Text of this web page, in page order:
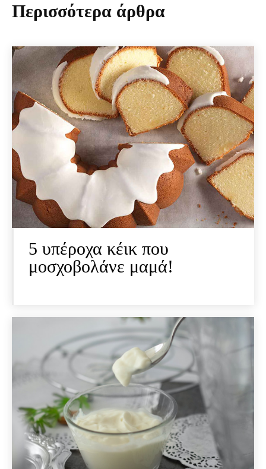
Περισσότερα άρθρα
5 υπέροχα κέικ που
μοσχοβολάνε μαμά!